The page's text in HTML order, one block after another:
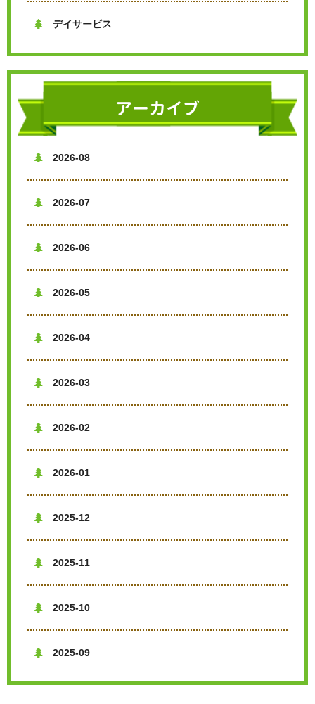
 デイサービス
アーカイブ
 2026-08
 2026-07
 2026-06
 2026-05
 2026-04
 2026-03
 2026-02
 2026-01
 2025-12
 2025-11
 2025-10
 2025-09